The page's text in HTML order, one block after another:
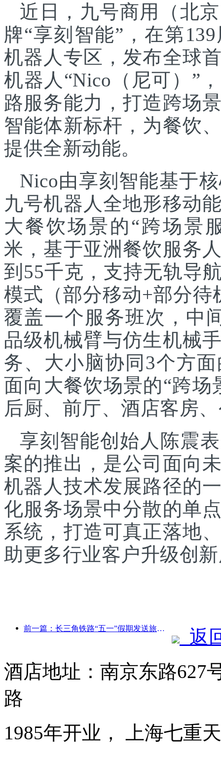
近日，九号商用（北
牌“享刻智能”，在第
机器人专区，发布全球
机器人“Nico（尼可）”
路服务能力，打造跨场
智能体新标杆，为餐饮
提供全新动能。
Nico由享刻智能基于
九号机器人全地形移动
大餐饮场景的“跨场景
米，基于亚洲餐饮服务
到55千克，支持无轨导
模式（部分移动+部分待
覆盖一个服务班次，中
品级机械臂与仿生机械
务、大小脑协同3个方
面向大餐饮场景的“跨
后厨、前厅、酒店客房
享刻智能创始人陈震
案的推出，是公司面向
机器人技术发展路径的
化服务场景中分散的单
系统，打造可真正落地
助更多行业客户升级创
前一篇：长三角铁路“五一”假期发送旅客超2138万人次
返
酒店地址：南京东路627
路
1985年开业， 上海七